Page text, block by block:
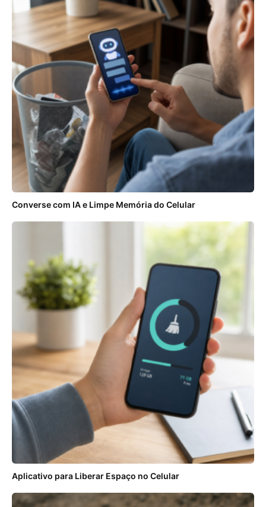
Converse com IA e Limpe Memória do Celular
Aplicativo para Liberar Espaço no Celular